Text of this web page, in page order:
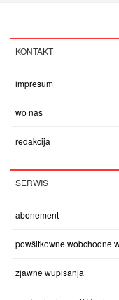
KONTAKT
impresum
wo nas
redakcija
SERWIS
abonement
powšitkowne wobchodne
zjawne wupisanja